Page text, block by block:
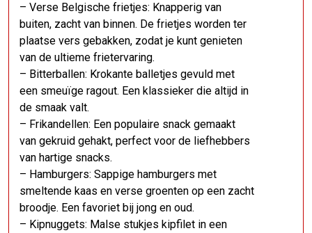
– Verse Belgische frietjes: Knapperig van
buiten, zacht van binnen. De frietjes worden ter
plaatse vers gebakken, zodat je kunt genieten
van de ultieme frietervaring.
– Bitterballen: Krokante balletjes gevuld met
een smeuïge ragout. Een klassieker die altijd in
de smaak valt.
– Frikandellen: Een populaire snack gemaakt
van gekruid gehakt, perfect voor de liefhebbers
van hartige snacks.
– Hamburgers: Sappige hamburgers met
smeltende kaas en verse groenten op een zacht
broodje. Een favoriet bij jong en oud.
– Kipnuggets: Malse stukjes kipfilet in een